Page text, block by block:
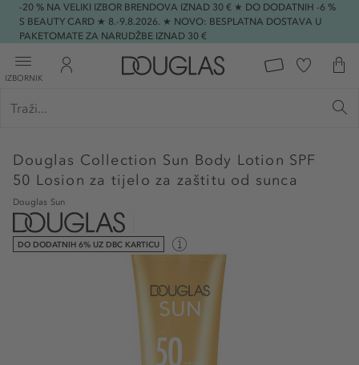
-20 % NA VELIKI IZBOR BRENDOVA IZNAD 30 € ★ DO DODATNIH -6 %
S BEAUTY CARD ★ 8.-9.8.2026. ★ NOVO: BESPLATNA DOSTAVA U
PAKETOMATE ZA NARUDŽBE IZNAD 30 €
IZBORNIK
Douglas Collection Sun Body Lotion SPF
50 Losion za tijelo za zaštitu od sunca
Douglas Sun
DO DODATNIH 6% UZ DBC KARTICU